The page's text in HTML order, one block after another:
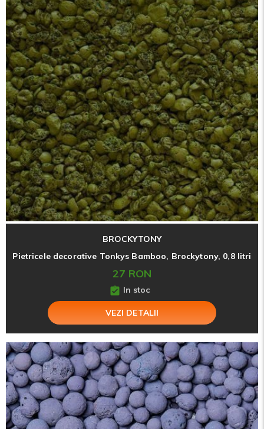
BROCKYTONY
Pietricele decorative Tonkys Bamboo, Brockytony, 0,8 litri
27 RON
In stoc
VEZI DETALII